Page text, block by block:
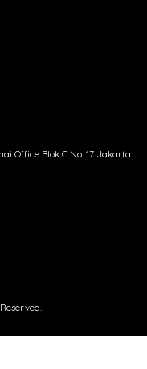
Office Blok C No. 17 Jakarta